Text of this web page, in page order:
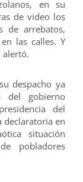
en su
de video los
de arrebatos,
las calles. Y
alertó.
despacho ya
del gobierno
del
declaratoria en
situación
pobladores